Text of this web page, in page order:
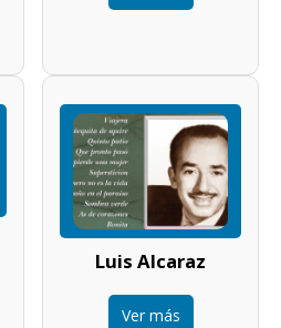
Luis Alcaraz
Ver más